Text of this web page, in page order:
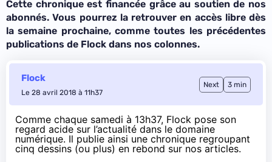
Cette chronique est financée grâce au soutiende nos
abonnés. Vous pourrez la retrouver en accès libre dès
la semaine prochaine, commetoutes les précédentes
publications de Flock dans nos colonnes.
Flock
Le 28 avril 2018 à 11h37
Next 3 min
Comme chaque samedi à 13h37, Flock pose son
regard acide sur l’actualité dans le domaine
numérique. Il publie ainsi une chronique regroupant
cinq dessins (ou plus) en rebond sur nos articles.